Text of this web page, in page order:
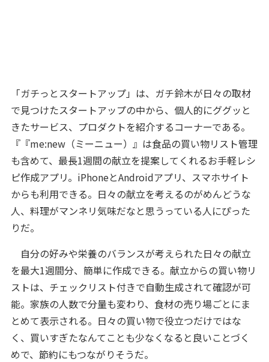
「ガチっとスタートアップ」は、ガチ鈴木が日々の取材
で見つけたスタートアップの中から、個人的にググッと
きたサービス、プロダクトを紹介するコーナーである。
『『me:new（ミーニュー）』は食品の買い物リスト管理
も含めて、最長1週間の献立を提案してくれるお手軽レシ
ピ作成アプリ。iPhoneとAndroidアプリ、スマホサイト
からも利用できる。日々の献立を考えるのがめんどうな
人、料理がマンネリ気味だなと思うっている人にぴった
りだ。
自分の好みや栄養のバランスが考えられた日々の献立
を最大1週間分、簡単に作成できる。献立からの買い物リ
ストは、チェックリスト付きで自動生成されて確認が可
能。家族の人数で分量も変わり、食材の売り場ごとにま
とめて表示される。日々の買い物で役立つだけではな
く、買いすぎたなんてことも少なくなると良いことづく
めで、節約にもつながりそうだ。